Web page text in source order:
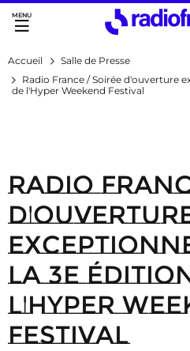
Accès direct :
Menu principal
Contenu
Accueil
Salle de Presse
Radio France / Soirée d'ouverture
de l'Hyper Weekend Festival
Radio
la 3e
l'Hyper
Festival